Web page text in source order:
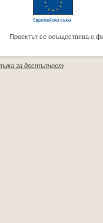
Проектът се осъществява с
за достъпност